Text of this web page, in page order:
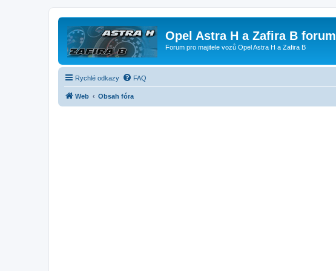
Opel Astra H a Zafira B forum
Forum pro majitele vozů Opel Astra H a Zafira B
Rychlé odkazy FAQ
Web Obsah fóra